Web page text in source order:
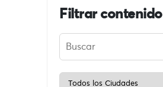
Filtrar contenido